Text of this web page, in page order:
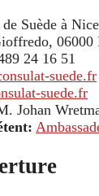
Suède à Nice
06000
24 16 51
suede.fr
suede.fr
Johan